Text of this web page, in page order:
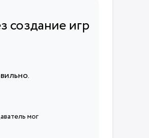
создание игр
мог